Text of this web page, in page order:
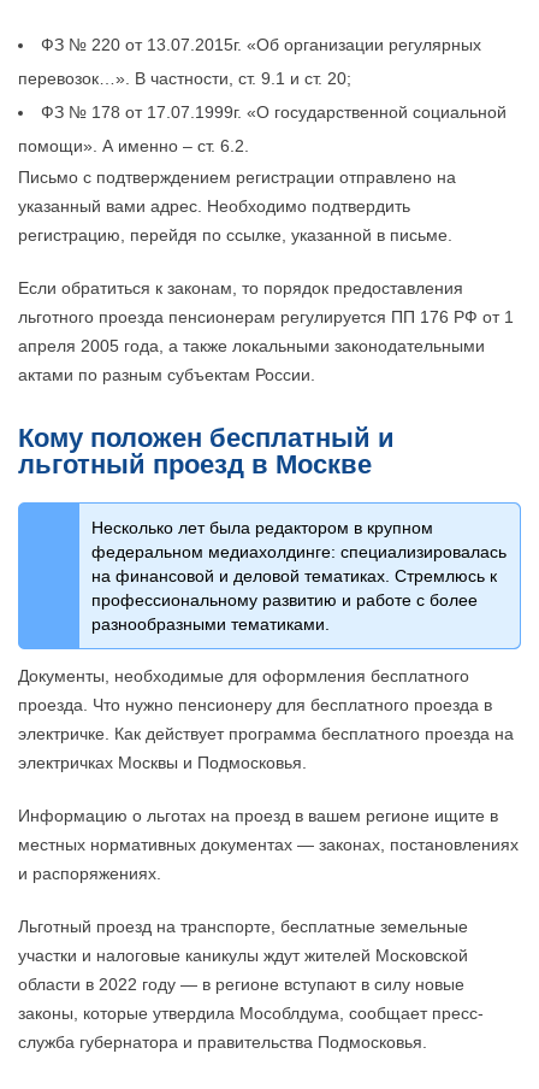
ФЗ № 220 от 13.07.2015г. «Об организации регулярных
перевозок…». В частности, ст. 9.1 и ст. 20;
ФЗ № 178 от 17.07.1999г. «О государственной социальной
помощи». А именно – ст. 6.2.
Письмо с подтверждением регистрации отправлено на
указанный вами адрес. Необходимо подтвердить
регистрацию, перейдя по ссылке, указанной в письме.
Если обратиться к законам, то порядок предоставления
льготного проезда пенсионерам регулируется ПП 176 РФ от 1
апреля 2005 года, а также локальными законодательными
актами по разным субъектам России.
Кому положен бесплатный и
льготный проезд в Москве
Несколько лет была редактором в крупном
федеральном медиахолдинге: специализировалась
на финансовой и деловой тематиках. Стремлюсь к
профессиональному развитию и работе с более
разнообразными тематиками.
Документы, необходимые для оформления бесплатного
проезда. Что нужно пенсионеру для бесплатного проезда в
электричке. Как действует программа бесплатного проезда на
электричках Москвы и Подмосковья.
Информацию о льготах на проезд в вашем регионе ищите в
местных нормативных документах — законах, постановлениях
и распоряжениях.
Льготный проезд на транспорте, бесплатные земельные
участки и налоговые каникулы ждут жителей Московской
области в 2022 году — в регионе вступают в силу новые
законы, которые утвердила Мособлдума, сообщает пресс-
служба губернатора и правительства Подмосковья.